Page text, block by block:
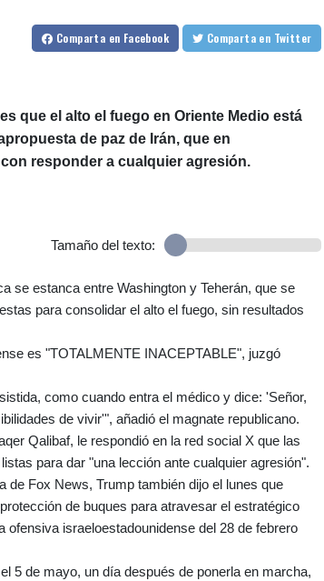
Comparta en Facebook Comparta en Twitter
que el alto el fuego en Oriente Medio está
de paz de Irán, que en
responder a cualquier agresión.
Tamaño del texto:
se estanca entre Washington y Teherán, que se
para consolidar el alto el fuego, sin resultados
es "TOTALMENTE INACEPTABLE", juzgó
como cuando entra el médico y dice: 'Señor,
de vivir'", añadió el magnate republicano.
Qalibaf, le respondió en la red social X que las
para dar "una lección ante cualquier agresión".
de Fox News, Trump también dijo el lunes que
de buques para atravesar el estratégico
israeloestadounidense del 28 de febrero
5 de mayo, un día después de ponerla en marcha,